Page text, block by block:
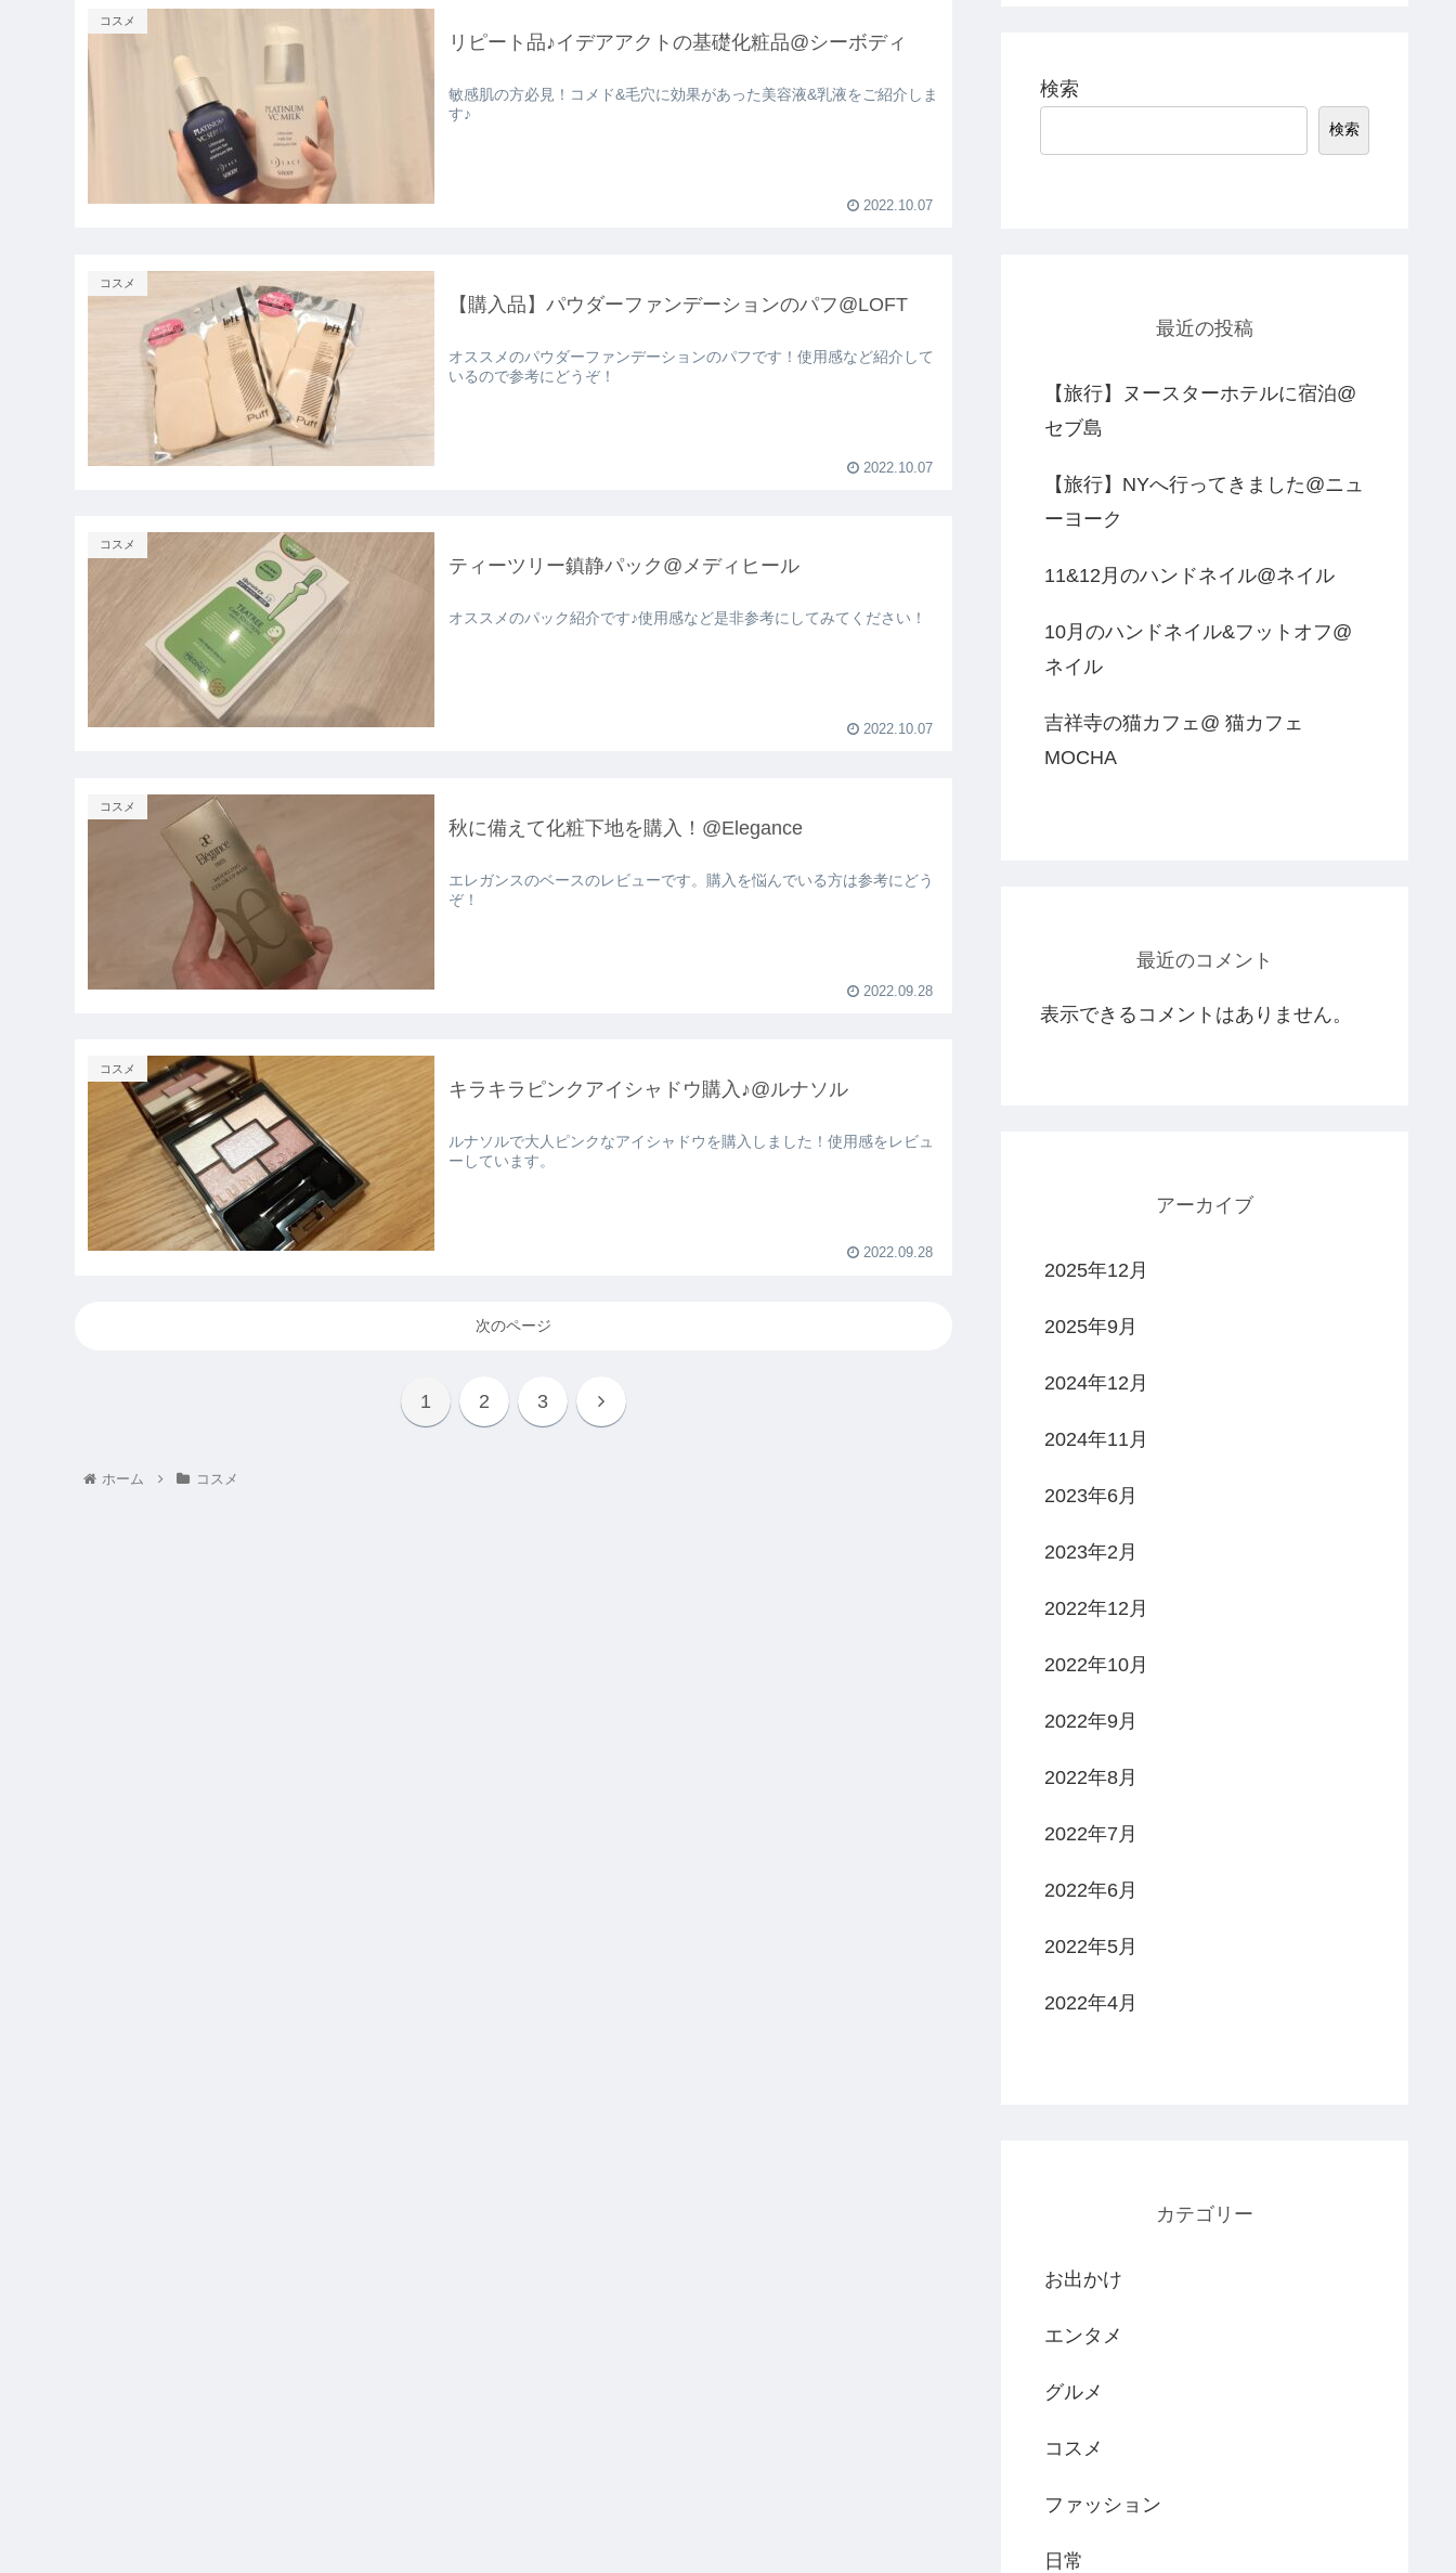
コスメ
リピート品♪イデアアクトの基礎化粧品@シーボディ
敏感肌の方必見！コメド&毛穴に効果があった美容液&乳液をご紹介しま
す♪
2022.10.07
コスメ
【購入品】パウダーファンデーションのパフ@LOFT
オススメのパウダーファンデーションのパフです！使用感など紹介して
いるので参考にどうぞ！
2022.10.07
コスメ
ティーツリー鎮静パック@メディヒール
オススメのパック紹介です♪使用感など是非参考にしてみてください！
2022.10.07
コスメ
秋に備えて化粧下地を購入！@Elegance
エレガンスのベースのレビューです。購入を悩んでいる方は参考にどう
ぞ！
2022.09.28
コスメ
キラキラピンクアイシャドウ購入♪@ルナソル
ルナソルで大人ピンクなアイシャドウを購入しました！使用感をレビュ
ーしています。
2022.09.28
次のページ
1 2 3
ホーム コスメ
検索
検索
最近の投稿
【旅行】ヌースターホテルに宿泊@
セブ島
【旅行】NYへ行ってきました@ニュ
ーヨーク
11&12月のハンドネイル@ネイル
10月のハンドネイル&フットオフ@
ネイル
吉祥寺の猫カフェ@ 猫カフェ
MOCHA
最近のコメント
表示できるコメントはありません。
アーカイブ
2025年12月
2025年9月
2024年12月
2024年11月
2023年6月
2023年2月
2022年12月
2022年10月
2022年9月
2022年8月
2022年7月
2022年6月
2022年5月
2022年4月
カテゴリー
お出かけ
エンタメ
グルメ
コスメ
ファッション
日常